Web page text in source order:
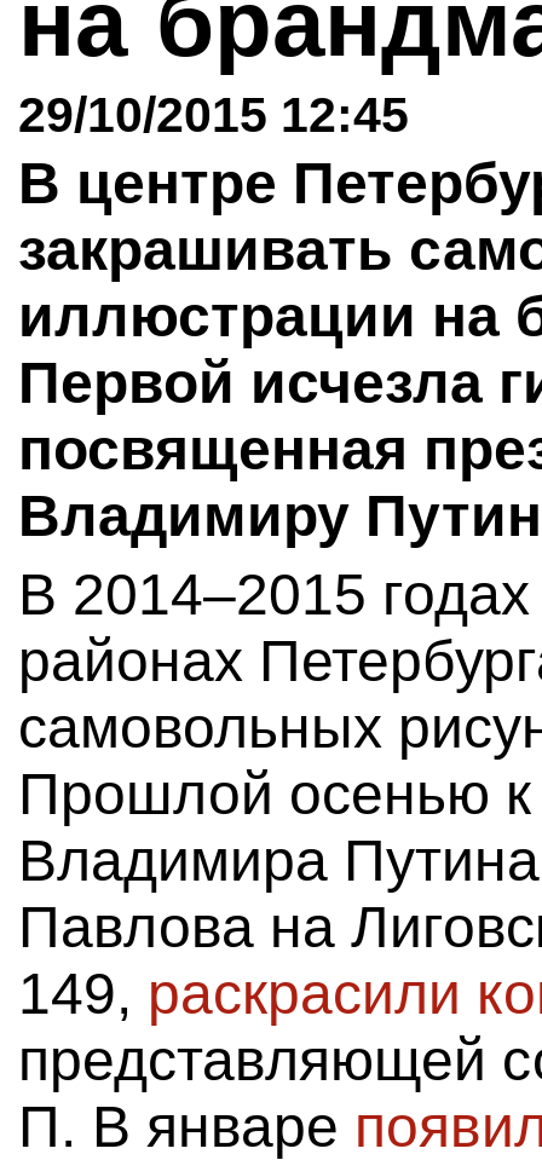
на
29/10/2015 12:45
В центре
закрашивать
иллюстрации на
Первой исчезла
посвященная
Владимиру
В 2014–2015
районах
самовольных
Прошлой осенью
Владимира
Павлова на
149, раскрасили
представляющей
П. В январе